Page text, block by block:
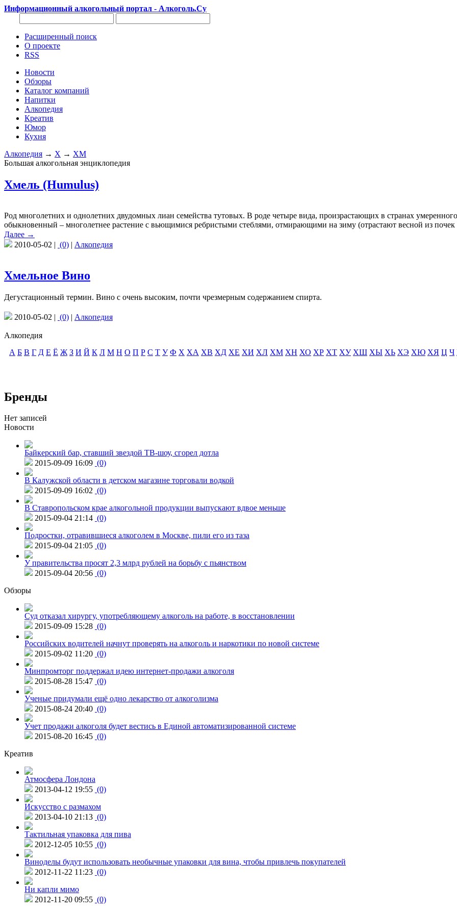
Информационный алкогольный портал - Алкоголь.Су
Расширенный поиск
О проекте
RSS
Новости
Обзоры
Каталог компаний
Напитки
Алкопедия
Креатив
Юмор
Кухня
Алкопедия → Х → ХМ
Большая алкогольная энциклопедия
Хмель (Humulus)
Род многолетних и однолетних двудомных лиан семейства тутовых. В роде четыре вида, произрастающих в странах
обыкновенный – многолетнее растение с вьющимися ребристыми стеблями, отмирающими на зиму (отрастают весной из
Далее →
2010-05-02 | (0) | Алкопедия
Хмельное Вино
Дегустационный термин. Вино с очень высоким, почти чрезмерным содержанием спирта.
2010-05-02 | (0) | Алкопедия
Алкопедия
А Б В Г Д Е Ё Ж З И Й К Л М Н О П Р С Т У Ф Х ХА ХВ ХД ХЕ ХИ ХЛ ХМ ХН ХО ХР ХТ ХУ ХШ ХЫ ХЬ ХЭ ХЮ ХЯ Ц Ч
Бренды
Нет записей
Новости
Байкерский бар, ставший звездой ТВ-шоу, сгорел дотла
2015-09-09 16:09 (0)
В Калужской области в детском магазине торговали водкой
2015-09-09 16:02 (0)
В Ставропольском крае алкогольной продукции выпускают вдвое меньше
2015-09-04 21:14 (0)
Подростки, отравившиеся алкоголем в Москве, пили его из таза
2015-09-04 21:05 (0)
У правительства просят 2,3 млрд рублей на борьбу с пьянством
2015-09-04 20:56 (0)
Обзоры
Суд отказал хирургу, употребляющему алкоголь на работе, в восстановлении
2015-09-09 15:28 (0)
Российских водителей начнут проверять на алкоголь и наркотики по новой системе
2015-09-02 11:20 (0)
Минпромторг поддержал идею интернет-продажи алкоголя
2015-08-28 15:47 (0)
Ученые придумали ещё одно лекарство от алкоголизма
2015-08-24 20:40 (0)
Учет продажи алкоголя будет вестись в Единой автоматизированной системе
2015-08-20 16:45 (0)
Креатив
Атмосфера Лондона
2013-04-12 19:55 (0)
Искусство с размахом
2013-04-10 21:13 (0)
Тактильная упаковка для пива
2012-12-05 10:55 (0)
Виноделы будут использовать необычные упаковки для вина, чтобы привлечь покупателей
2012-11-22 11:23 (0)
Ни капли мимо
2012-11-20 09:55 (0)